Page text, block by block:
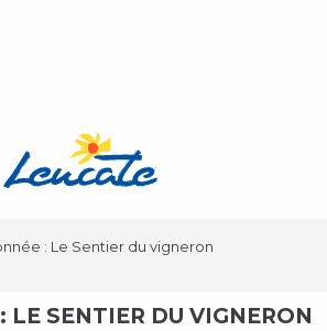
: Le Sentier du vigneron
LE SENTIER DU VIGNERON